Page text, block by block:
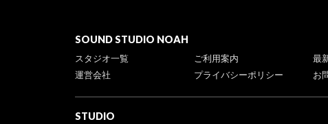
SOUND STUDIO NOAH
スタジオ一覧 ご利用案内
最
運営会社
プライバシーポリシー お
STUDIO